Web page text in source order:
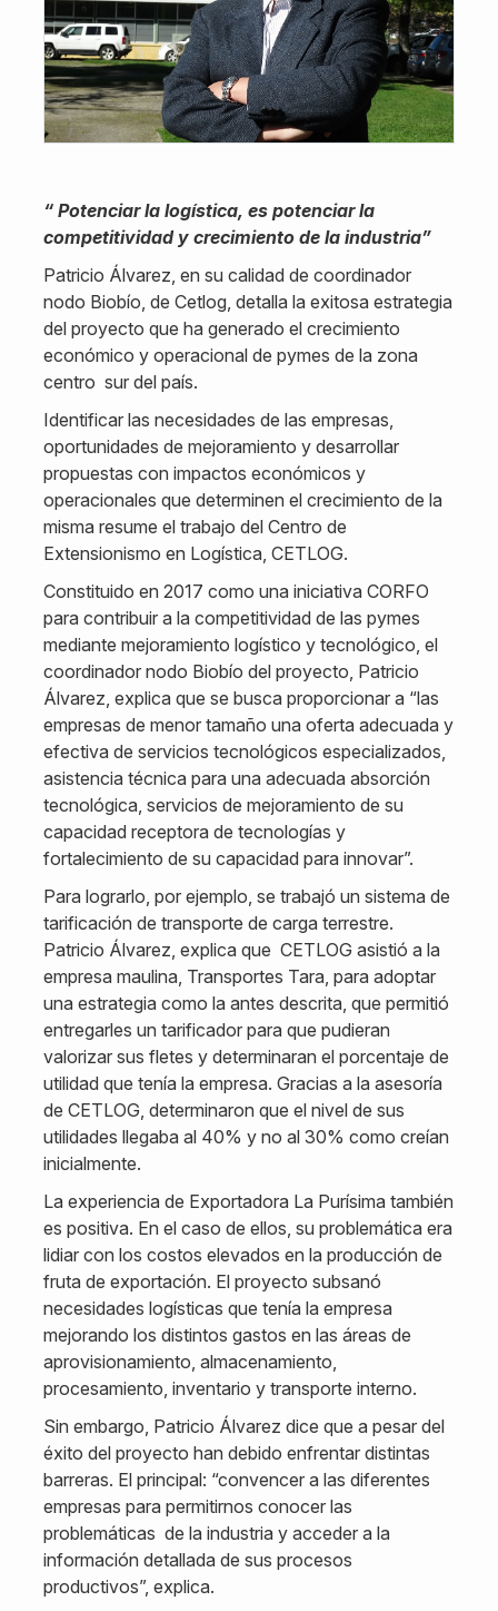
“ Potenciar la logística, es potenciar la
competitividad y crecimiento de la industria”
Patricio Álvarez, en su calidad de coordinador
nodo Biobío, de Cetlog, detalla la exitosa estrategia
del proyecto que ha generado el crecimiento
económico y operacional de pymes de la zona
centro sur del país.
Identificar las necesidades de las empresas,
oportunidades de mejoramiento y desarrollar
propuestas con impactos económicos y
operacionales que determinen el crecimiento de la
misma resume el trabajo del Centro de
Extensionismo en Logística, CETLOG.
Constituido en 2017 como una iniciativa CORFO
para contribuir a la competitividad de las pymes
mediante mejoramiento logístico y tecnológico, el
coordinador nodo Biobío del proyecto, Patricio
Álvarez, explica que se busca proporcionar a “las
empresas de menor tamaño una oferta adecuada y
efectiva de servicios tecnológicos especializados,
asistencia técnica para una adecuada absorción
tecnológica, servicios de mejoramiento de su
capacidad receptora de tecnologías y
fortalecimiento de su capacidad para innovar”.
Para lograrlo, por ejemplo, se trabajó un sistema de
tarificación de transporte de carga terrestre.
Patricio Álvarez, explica que CETLOG asistió a la
empresa maulina, Transportes Tara, para adoptar
una estrategia como la antes descrita, que permitió
entregarles un tarificador para que pudieran
valorizar sus fletes y determinaran el porcentaje de
utilidad que tenía la empresa. Gracias a la asesoría
de CETLOG, determinaron que el nivel de sus
utilidades llegaba al 40% y no al 30% como creían
inicialmente.
La experiencia de Exportadora La Purísima también
es positiva. En el caso de ellos, su problemática era
lidiar con los costos elevados en la producción de
fruta de exportación. El proyecto subsanó
necesidades logísticas que tenía la empresa
mejorando los distintos gastos en las áreas de
aprovisionamiento, almacenamiento,
procesamiento, inventario y transporte interno.
Sin embargo, Patricio Álvarez dice que a pesar del
éxito del proyecto han debido enfrentar distintas
barreras. El principal: “convencer a las diferentes
empresas para permitirnos conocer las
problemáticas de la industria y acceder a la
información detallada de sus procesos
productivos”, explica.